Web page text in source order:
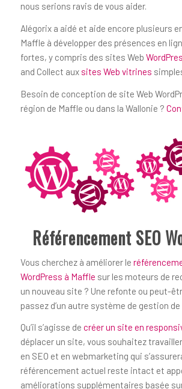
nous serions ravis de vous aider.
Alégorix a aidé et aide encore plusieurs
Maffle à développer des présences en
fortes, y compris des sites Web
and Collect aux sites Web vitrines
Besoin de conception de site Web
région de Maffle ou dans la Wallonie ?
Référencement SEO
Vous cherchez à améliorer le
WordPress à Maffle sur les moteurs de
un nouveau site ? Une refonte ou peut-
passez d’un autre système de gestion de
Qu’il s’agisse de créer un site en
déplacer un site, vous souhaitez
en SEO et en webmarketing qui
référencement actuel reste intact et
améliorations supplémentaires basée